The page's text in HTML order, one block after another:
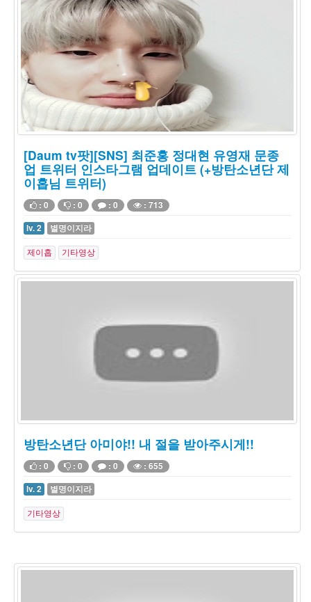
[Daum tv팟][SNS] 최준홍 정대현 유영재 문종
업 트위터 인스타그램 업데이트 (+방탄소년단 제
이홉님 트위터)
: 0 : 0 : 0
: 713
lv. 2
별명이지라
제이홉 기타영상
방탄소년단 아미야!! 내 절을 받아주시게!!
: 0 : 0 : 0
: 655
lv. 2
별명이지라
기타영상